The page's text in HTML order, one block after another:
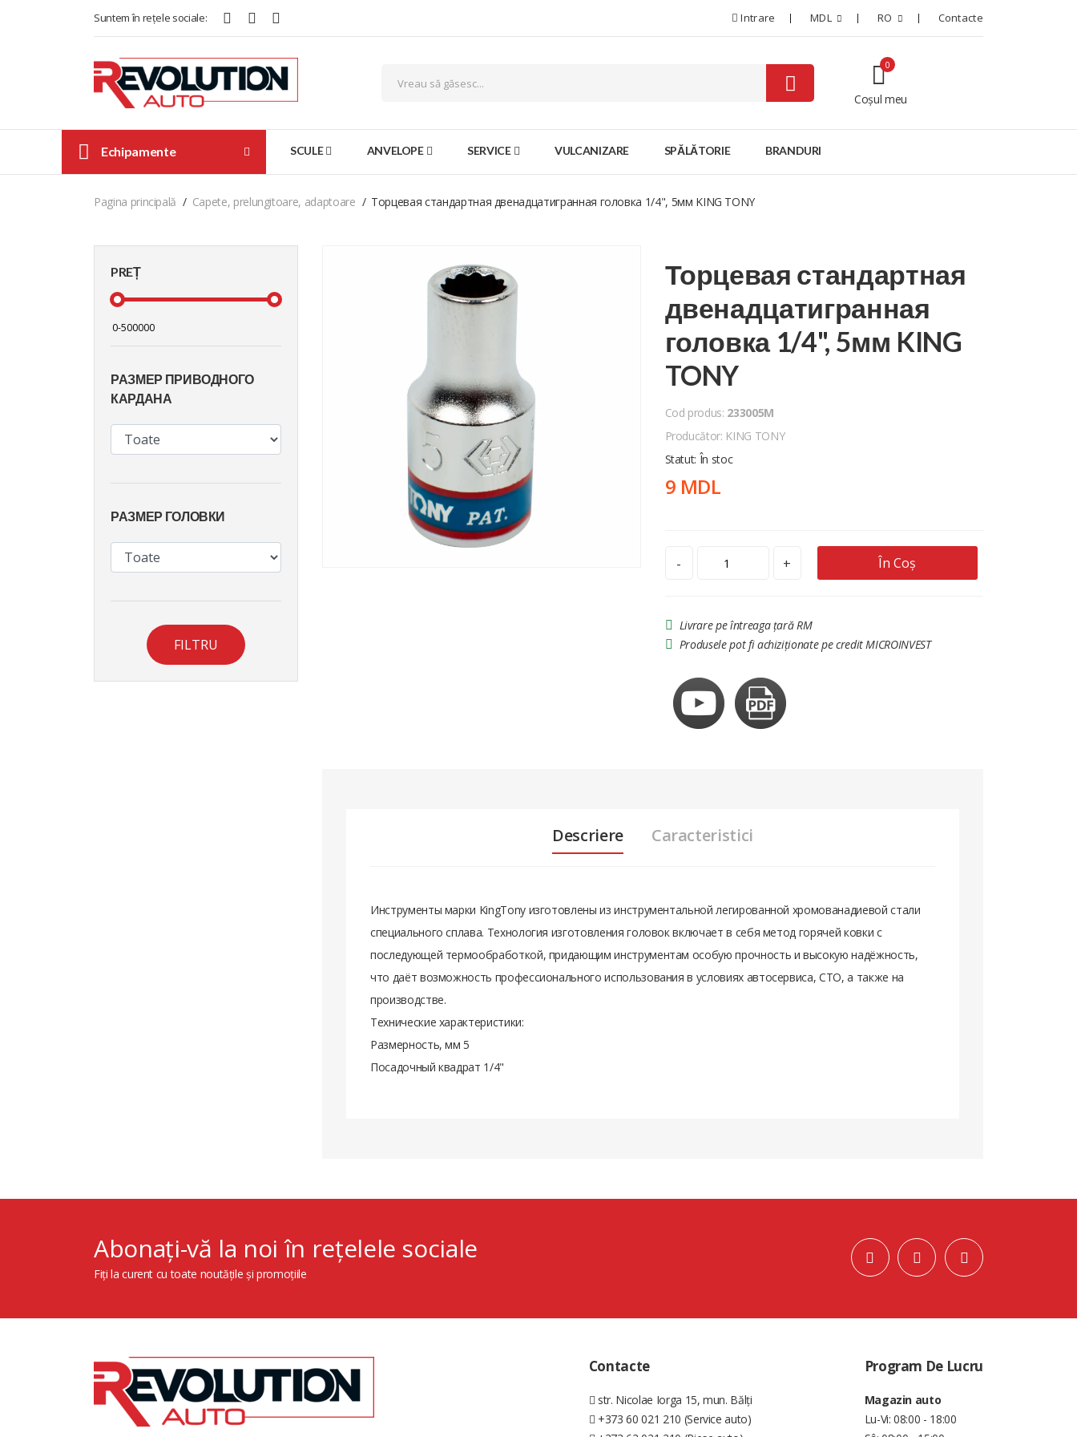
Suntem în rețele sociale: Intrare MDL RO Contacte
Coșul meu
0
Echipamente SCULE ANVELOPE SERVICE VULCANIZARE SPĂLĂTORIE BRANDURI
Pagina principală Capete, prelungitoare, adaptoare Торцевая стандартная двенадцатигранная головка 1/4", 5мм KING TONY
PREȚ
РАЗМЕР ПРИВОДНОГО
КАРДАНА
РАЗМЕР ГОЛОВКИ
FILTRU
Торцевая стандартная
двенадцатигранная
головка 1/4", 5мм KING
TONY
Cod produs: 233005M
Producător: KING TONY
Statut: În stoc
9 MDL
- + În Coș
Livrare pe întreaga țară RM
Produsele pot fi achiziționate pe credit MICROINVEST
Descriere Caracteristici
Инструменты марки KingTony изготовлены из инструментальной легированной хромованадиевой стали
специального сплава. Технология изготовления головок включает в себя метод горячей ковки с
последующей термообработкой, придающим инструментам особую прочность и высокую надёжность,
что даёт возможность профессионального использования в условиях автосервиса, СТО, а также на
производстве.
Технические характеристики:
Размерность, мм 5
Посадочный квадрат 1/4"
Abonați-vă la noi în rețelele sociale
Fiți la curent cu toate noutățile și promoțiile
Contacte
str. Nicolae Iorga 15, mun. Bălți
+373 60 021 210 (Service auto)
Program De Lucru
Magazin auto
Lu-Vi: 08:00 - 18:00